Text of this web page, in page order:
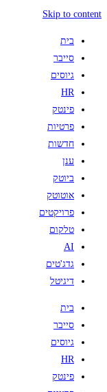
Skip to content
בית
סייבר
גיוסים
HR
פינטק
פרטיות
חדשות
ענן
ביוטק
אוטוטק
פרויקטים
טלקום
AI
גדג'טים
דיגיטל
בית
סייבר
גיוסים
HR
פינטק